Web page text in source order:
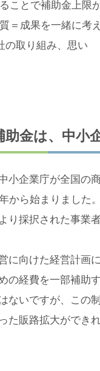
ことで補助金上限
＝成果を一緒に考
の取り組み、思い
金は、中小
小企業庁が全国の
から始まりました
り採択された事業
に向けた経営計画
経費を一部補助す
ないですが、この
た販路拡大ができ